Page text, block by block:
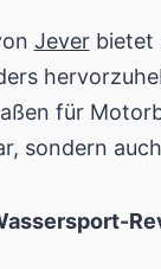
Jeverbietet
für
sondern